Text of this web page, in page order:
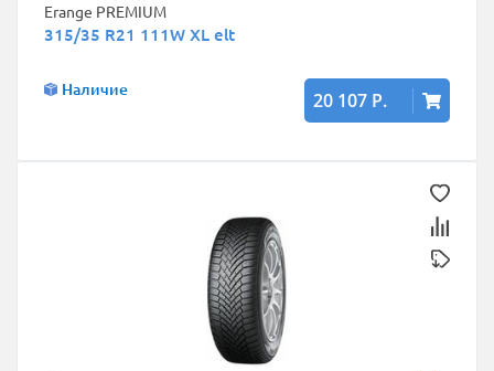
Erange PREMIUM
315/35 R21 111W XL elt
Наличие 20 107 Р.